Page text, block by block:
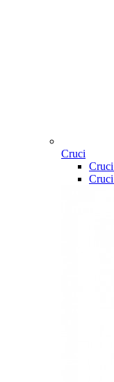
Cruci